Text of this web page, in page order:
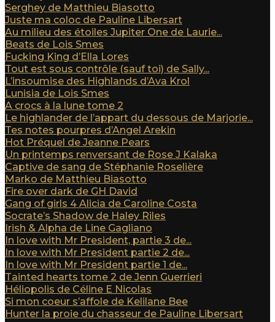
Serghey de Matthieu Biasotto
Juste ma coloc de Pauline Libersart
Au milieu des étoiles Jupiter One de Laurie...
Beats de Lois Smes
Fucking King d’Ella Lores
Tout est sous contrôle (sauf toi) de Sally...
L’insoumise des Highlands d’Ava Krol
Lunisia de Lois Smes
A crocs à la lune tome 2
Le highlander de l’appart du dessous de Marjorie...
Tes notes pourpres d’Angel Arekin
Hot Préquel de Jeanne Pears
Un printemps renversant de Rose J Kalaka
Captive de sang de Stéphanie Roselière
Marko de Matthieu Biasotto
Fire over dark de GH David
Gang of girls 4 Alicia de Caroline Costa
Socrate’s Shadow de Haley Riles
Irish & Alpha de Line Gagliano
In love with Mr President, partie 3 de...
In love with Mr President partie 2 de...
In love with Mr President partie 1 de...
Tainted hearts tome 2 de Jenn Guerrieri
Héliopolis de Céline E Nicolas
Si mon coeur s’affole de Kelilane Bee
Hunter la proie du chasseur de Pauline Libersart